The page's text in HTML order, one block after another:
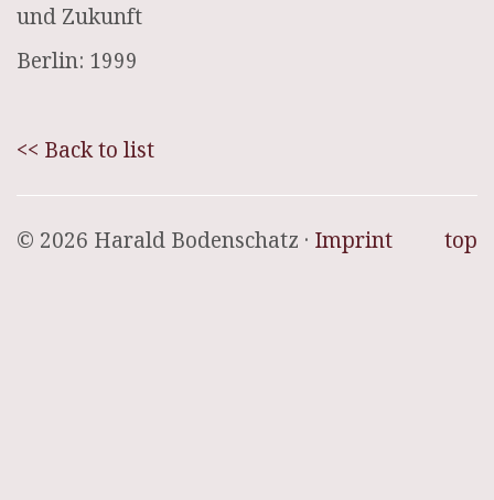
und Zukunft
Berlin: 1999
<< Back to list
top
© 2026 Harald Bodenschatz · Imprint